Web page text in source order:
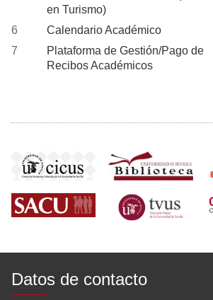
en Turismo)
Calendario Académico
Plataforma de Gestión/Pago de
Recibos Académicos
Datos de contacto